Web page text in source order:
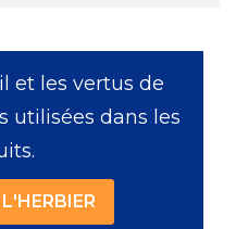
et les vertus de
utilisées dans les